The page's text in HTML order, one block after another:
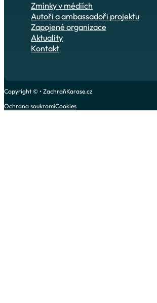
Zmínky v médiích
Autoři a ambassadoři projektu
Zapojené organizace
Aktuality
Kontakt
Copyright © • ZachraňKarase.cz
Ochrana soukromíCookies